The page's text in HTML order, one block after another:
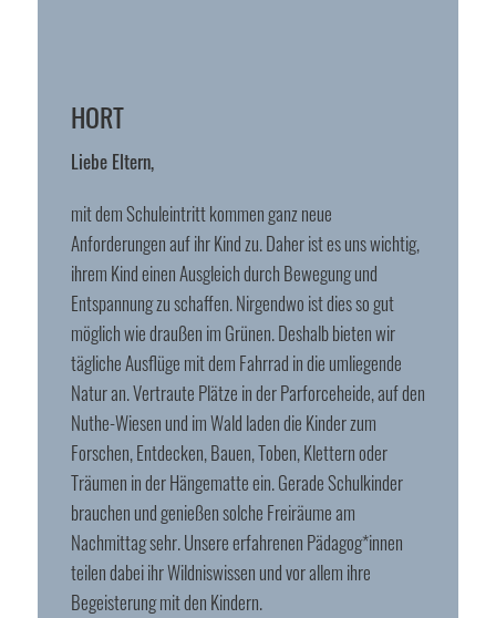
HORT
Liebe Eltern,
mit dem Schuleintritt kommen ganz neue
Anforderungen auf ihr Kind zu. Daher ist es uns wichtig,
ihrem Kind einen Ausgleich durch Bewegung und
Entspannung zu schaffen. Nirgendwo ist dies so gut
möglich wie draußen im Grünen. Deshalb bieten wir
tägliche Ausflüge mit dem Fahrrad in die umliegende
Natur an. Vertraute Plätze in der Parforceheide, auf den
Nuthe-Wiesen und im Wald laden die Kinder zum
Forschen, Entdecken, Bauen, Toben, Klettern oder
Träumen in der Hängematte ein. Gerade Schulkinder
brauchen und genießen solche Freiräume am
Nachmittag sehr. Unsere erfahrenen Pädagog*innen
teilen dabei ihr Wildniswissen und vor allem ihre
Begeisterung mit den Kindern.